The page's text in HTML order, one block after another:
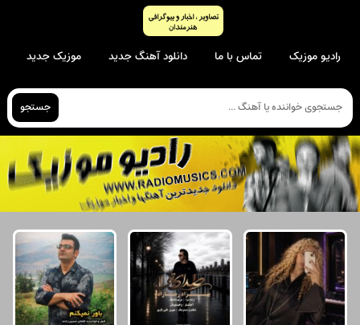
رادیو موزیک تماس با ما دانلود آهنگ جدید موزیک جدید
جستجو